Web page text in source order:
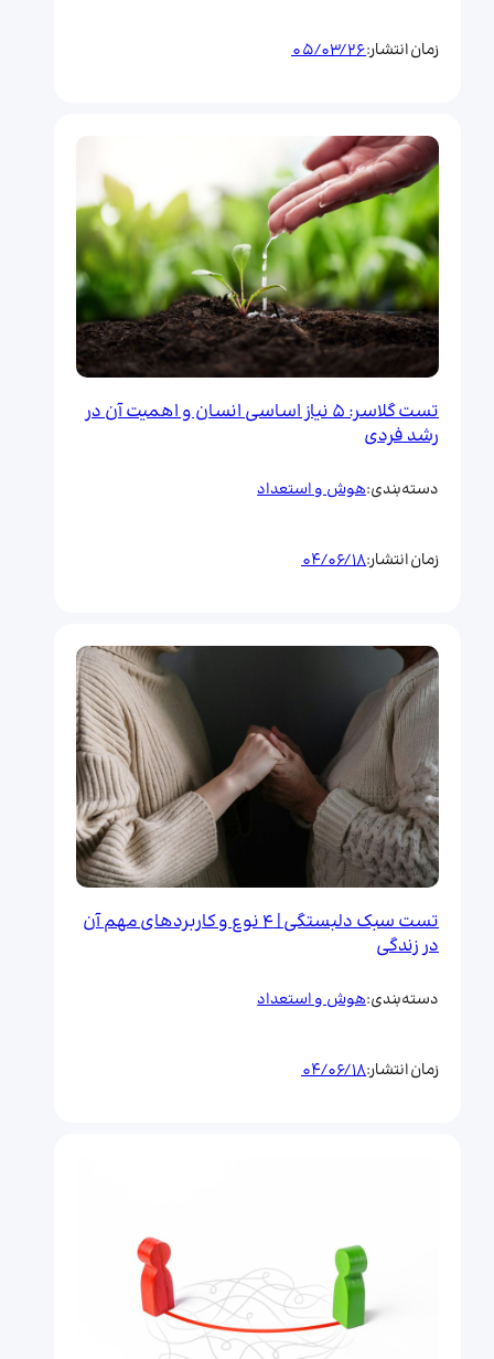
زمان انتشار:05/03/26
تست گلاسر: ۵ نیاز اساسی انسان و اهمیت آن در
رشد فردی
دسته‌بندی:هوش و استعداد
زمان انتشار:04/06/18
تست سبک دلبستگی | ۴ نوع و کاربردهای مهم آن
در زندگی
دسته‌بندی:هوش و استعداد
زمان انتشار:04/06/18